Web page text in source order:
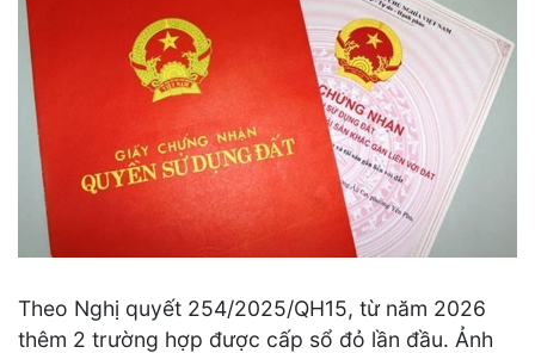
Theo Nghị quyết 254/2025/QH15, từ năm 2026
thêm 2 trường hợp được cấp sổ đỏ lần đầu. Ảnh